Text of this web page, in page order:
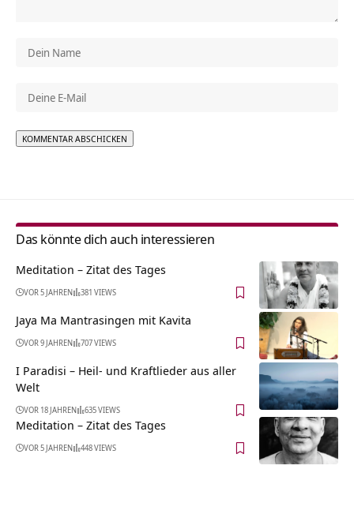
Das könnte dich auch interessieren
Meditation – Zitat des Tages
VOR 5 JAHREN 381 VIEWS
Jaya Ma Mantrasingen mit Kavita
VOR 9 JAHREN 707 VIEWS
I Paradisi – Heil- und Kraftlieder aus aller
Welt
VOR 18 JAHREN 635 VIEWS
Meditation – Zitat des Tages
VOR 5 JAHREN 448 VIEWS